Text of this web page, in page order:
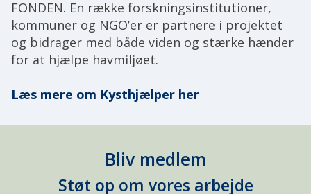
FONDEN. En række forskningsinstitutioner,
kommuner og NGO’er er partnere i projektet
og bidrager med både viden og stærke hænder
for at hjælpe havmiljøet.
Læs mere om Kysthjælper her
Bliv medlem
Støt op om vores arbejde